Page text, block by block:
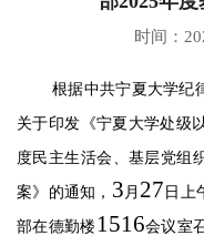
时间：
根据中共宁夏大学纪
关于印发《宁夏大学处级
度民主生活会、基层党组
案》的通知， 3 月 27 日 上
部在德勤楼 1516会议室